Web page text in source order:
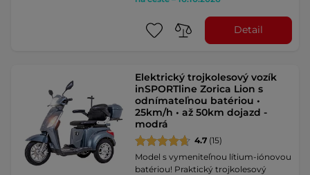
Detail
Elektrický trojkolesový vozík
inSPORTline Zorica Lion s
odnímateľnou batériou •
25km/h • až 50km dojazd -
modrá
4.7 (15)
Model s vymeniteľnou lítium-iónovou
batériou! Praktický trojkolesový